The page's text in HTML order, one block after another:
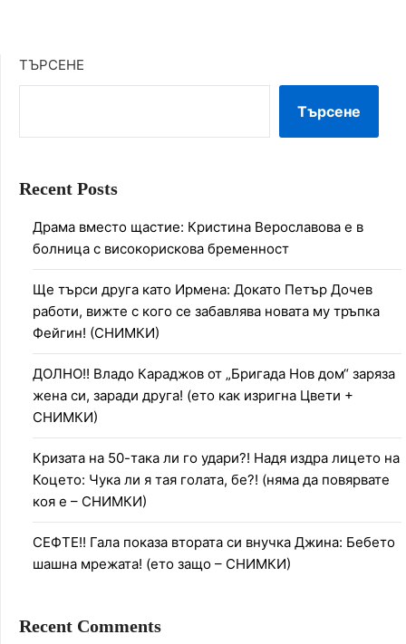
ТЪРСЕНЕ
Търсене
Recent Posts
Драма вместо щастие: Кристина Верославова е в
болница с високорискова бременност
Ще търси друга като Ирмена: Докато Петър Дочев
работи, вижте с кого се забавлява новата му тръпка
Фейгин! (СНИМКИ)
ДОЛНО!! Владо Караджов от „Бригада Нов дом“ заряза
жена си, заради друга! (ето как изригна Цвети +
СНИМКИ)
Кризата на 50-така ли го удари?! Надя издра лицето на
Коцето: Чука ли я тая голата, бе?! (няма да повярвате
коя е – СНИМКИ)
СЕФТЕ!! Гала показа втората си внучка Джина: Бебето
шашна мрежата! (ето защо – СНИМКИ)
Recent Comments